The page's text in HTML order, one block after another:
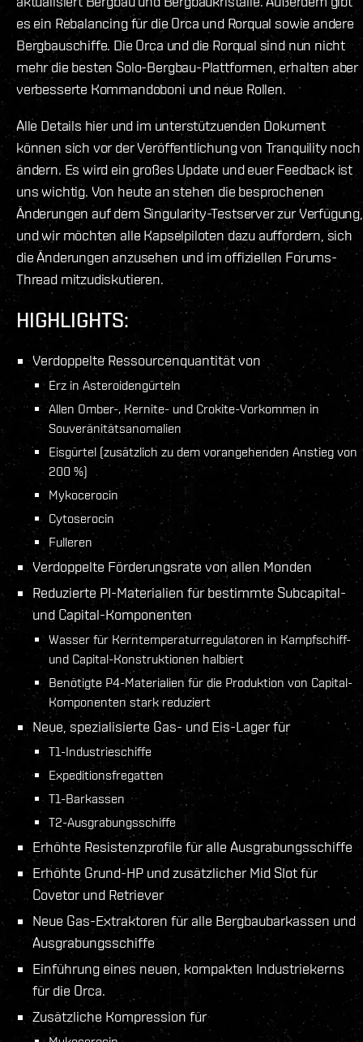
es ein Rebalancing für die Orca und Rorqual sowie andere
Bergbauschiffe. Die Orca und die Rorqual sind nun nicht
mehr die besten Solo-Bergbau-Plattformen, erhalten aber
verbesserte Kommandoboni und neue Rollen.
Alle Details hier und im unterstützuenden Dokument
können sich vor der Veröffentlichung von Tranquility noch
ändern. Es wird ein großes Update und euer Feedback ist
uns wichtig. Von heute an stehen die besprochenen
Änderungen auf dem Singularity-Testserver zur Verfügung,
und wir möchten alle Kapselpiloten dazu auffordern, sich
die Änderungen anzusehen und im offiziellen Forums-
Thread mitzudiskutieren.
HIGHLIGHTS:
Verdoppelte Ressourcenquantität von
Erz in Asteroidengürteln
Allen Omber-, Kernite- und Crokite-Vorkommen in
Souveränitätsanomalien
Eisgürtel (zusätzlich zu dem vorangehenden Anstieg von
200 %)
Mykocerocin
Cytoserocin
Fulleren
Verdoppelte Förderungsrate von allen Monden
Reduzierte PI-Materialien für bestimmte Subcapital-
und Capital-Komponenten
Wasser für Kerntemperaturregulatoren in Kampfschiff-
und Capital-Konstruktionen halbiert
Benötigte P4-Materialien für die Produktion von Capital-
Komponenten stark reduziert
Neue, spezialisierte Gas- und Eis-Lager für
T1-Industrieschiffe
Expeditionsfregatten
T1-Barkassen
T2-Ausgrabungsschiffe
Erhöhte Resistenzprofile für alle Ausgrabungsschiffe
Erhöhte Grund-HP und zusätzlicher Mid Slot für
Covetor und Retriever
Neue Gas-Extraktoren für alle Bergbaubarkassen und
Ausgrabungsschiffe
Einführung eines neuen, kompakten Industriekerns
für die Orca.
Zusätzliche Kompression für